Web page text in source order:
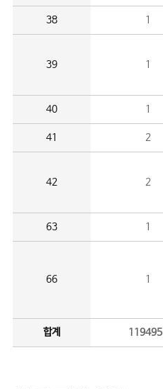
38 1
39 1
40 1
41 2
42 2
63 1
66 1
합계